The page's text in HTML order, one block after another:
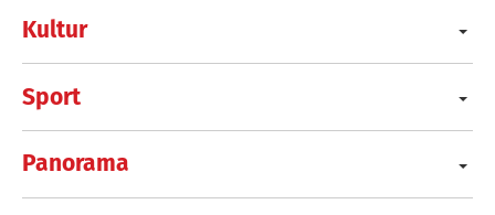
Kultur
Sport
Panorama